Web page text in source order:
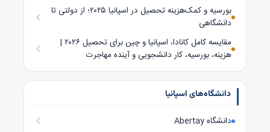
بورسیه و کمک‌هزینه تحصیل در اسپانیا ۲۰۲۵؛ از دولتی تا
دانشگاهی
مقایسه کامل کانادا، اسپانیا و چین برای تحصیل ۲۰۲۶ |
هزینه، بورسیه، کار دانشجویی و آینده مهاجرت
دانشگاه‌های اسپانیا
دانشگاه Abertay